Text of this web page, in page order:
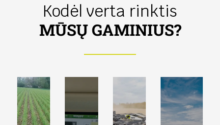
Kodėl verta rinktis
MŪSŲ GAMINIUS?